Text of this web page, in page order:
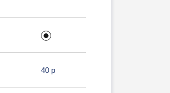
40 р